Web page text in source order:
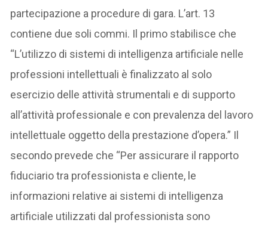
partecipazione a procedure di gara. L’art. 13
contiene due soli commi. Il primo stabilisce che
“L’utilizzo di sistemi di intelligenza artificiale nelle
professioni intellettuali è finalizzato al solo
esercizio delle attività strumentali e di supporto
all’attività professionale e con prevalenza del lavoro
intellettuale oggetto della prestazione d’opera.” Il
secondo prevede che “Per assicurare il rapporto
fiduciario tra professionista e cliente, le
informazioni relative ai sistemi di intelligenza
artificiale utilizzati dal professionista sono